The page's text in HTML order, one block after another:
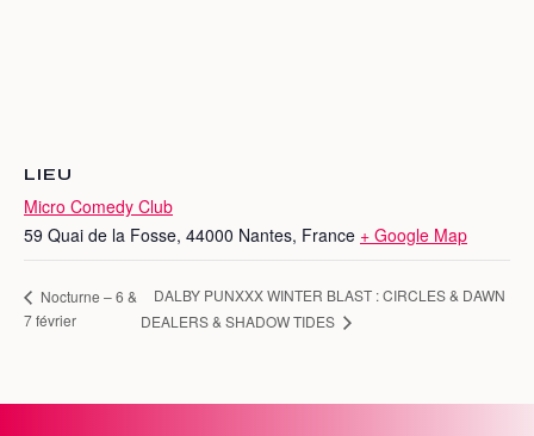
LIEU
Micro Comedy Club
59 Quai de la Fosse, 44000 Nantes, France + Google Map
Nocturne – 6 &
7 février
DALBY PUNXXX WINTER BLAST : CIRCLES & DAWN
DEALERS & SHADOW TIDES